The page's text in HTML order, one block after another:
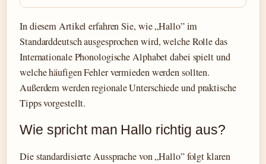
In diesem Artikel erfahren Sie, wie „Hallo” im
Standarddeutsch ausgesprochen wird, welche Rolle das
Internationale Phonologische Alphabet dabei spielt und
welche häufigen Fehler vermieden werden sollten.
Außerdem werden regionale Unterschiede und praktische
Tipps vorgestellt.
Wie spricht man Hallo richtig aus?
Die standardisierte Aussprache von „Hallo” folgt klaren